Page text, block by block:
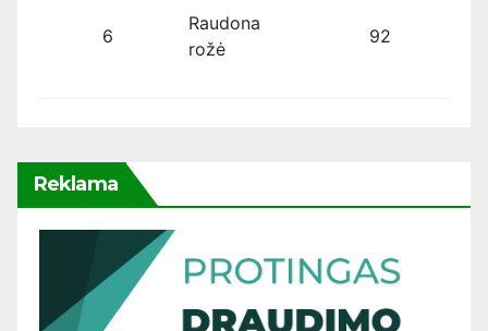
6
Raudona
rožė
92
Reklama